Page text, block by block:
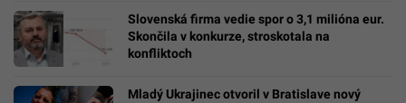
Slovenská firma vedie spor o 3,1 milióna eur.
Skončila v konkurze, stroskotala na
konfliktoch
Mladý Ukrajinec otvoril v Bratislave nový